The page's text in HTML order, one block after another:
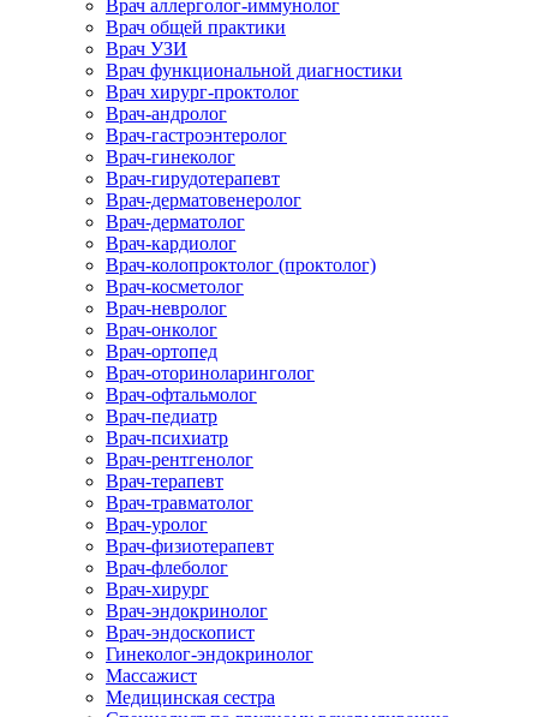
Врач аллерголог-иммунолог
Врач общей практики
Врач УЗИ
Врач функциональной диагностики
Врач хирург-проктолог
Врач-андролог
Врач-гастроэнтеролог
Врач-гинеколог
Врач-гирудотерапевт
Врач-дерматовенеролог
Врач-дерматолог
Врач-кардиолог
Врач-колопроктолог (проктолог)
Врач-косметолог
Врач-невролог
Врач-онколог
Врач-ортопед
Врач-оториноларинголог
Врач-офтальмолог
Врач-педиатр
Врач-психиатр
Врач-рентгенолог
Врач-терапевт
Врач-травматолог
Врач-уролог
Врач-физиотерапевт
Врач-флеболог
Врач-хирург
Врач-эндокринолог
Врач-эндоскопист
Гинеколог-эндокринолог
Массажист
Медицинская сестра